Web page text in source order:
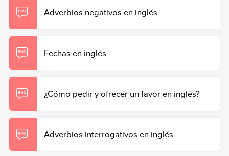
Adverbios negativos en inglés
Fechas en inglés
¿Cómo pedir y ofrecer un favor en inglés?
Adverbios interrogativos en inglés